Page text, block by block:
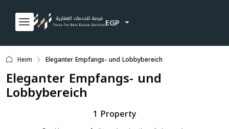
EGP
Heim Eleganter Empfangs- und Lobbybereich
Eleganter Empfangs- und
Lobbybereich
1 Property